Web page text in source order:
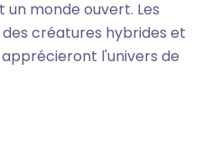
monde ouvert. Les
créatures hybrides et
l'univers de